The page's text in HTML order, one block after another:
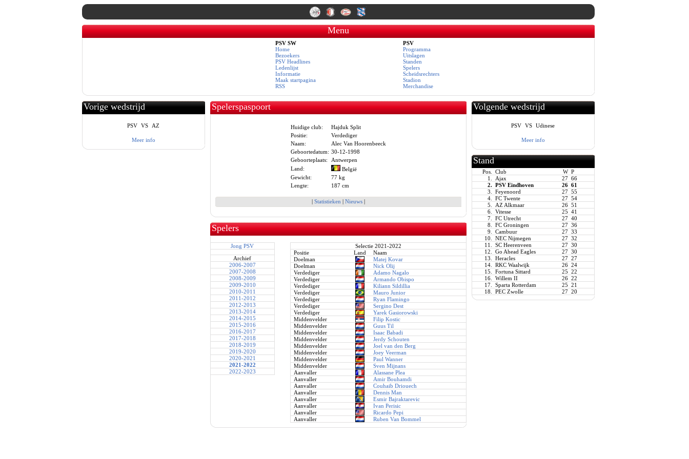
Menu
PSV SW
Home
Bezoekers
PSV Headlines
Ledenlijst
Informatie
Maak startpagina
RSS
PSV
Programma
Uitslagen
Standen
Spelers
Scheidsrechters
Stadion
Merchandise
Vorige wedstrijd
PSV VS AZ
Meer info
Spelerspaspoort
Huidige club:
Hajduk Split
Positie:
Verdediger
Naam:
Alec Van Hoorenbeeck
Geboortedatum: 30-12-1998
Geboorteplaats:
Antwerpen
Land:
België
Gewicht:
77 kg
Lengte:
187 cm
| Statistieken | Nieuws|
Spelers
Jong PSV
Archief
2006-2007
2007-2008
2008-2009
2009-2010
2010-2011
2011-2012
2012-2013
2013-2014
2014-2015
2015-2016
2016-2017
2017-2018
2018-2019
2019-2020
2020-2021
2021-2022
2022-2023
Selectie 2021-2022
Positie
Land
Naam
Doelman
Matej Kovar
Doelman
Nick Olij
Verdediger
Adamo Nagalo
Verdediger
Armando Obispo
Verdediger
Kiliann Sildillia
Verdediger
Mauro Junior
Verdediger
Ryan Flamingo
Verdediger
Sergino Dest
Verdediger
Yarek Gasiorowski
Middenvelder
Filip Kostic
Middenvelder
Guus Til
Middenvelder
Isaac Babadi
Middenvelder
Jerdy Schouten
Middenvelder
Joel van den Berg
Middenvelder
Joey Veerman
Middenvelder
Paul Wanner
Middenvelder
Sven Mijnans
Aanvaller
Alassane Plea
Aanvaller
Amir Bouhamdi
Aanvaller
Couhaib Driouech
Aanvaller
Dennis Man
Aanvaller
Esmir Bajraktarevic
Aanvaller
Ivan Perisic
Aanvaller
Ricardo Pepi
Aanvaller
Ruben Van Bommel
Volgende wedstrijd
PSV VS Udinese
Meer info
Stand
Pos.Club W P
1. Ajax 27 66
2. PSV Eindhoven 26 61
3.Feyenoord 27 55
4.FC Twente 27 54
5. AZ Alkmaar 26 51
6.Vitesse 25 41
7.FC Utrecht 27 40
8.FC Groningen 27 36
9.Cambuur 27 33
10.NEC Nijmegen 27 32
11.SC Heerenveen 27 30
12.Go Ahead Eagles 27 30
13.Heracles 27 27
14.RKC Waalwijk 26 24
15.Fortuna Sittard 25 22
16.Willem II 26 22
17.Sparta Rotterdam 25 21
18.PEC Zwolle 27 20